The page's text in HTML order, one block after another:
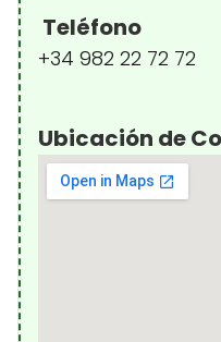
Teléfono
+34 982 22 72 72
Ubicación de